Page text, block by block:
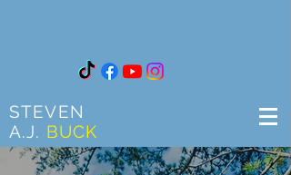
STEVEN
A.J. BUCK